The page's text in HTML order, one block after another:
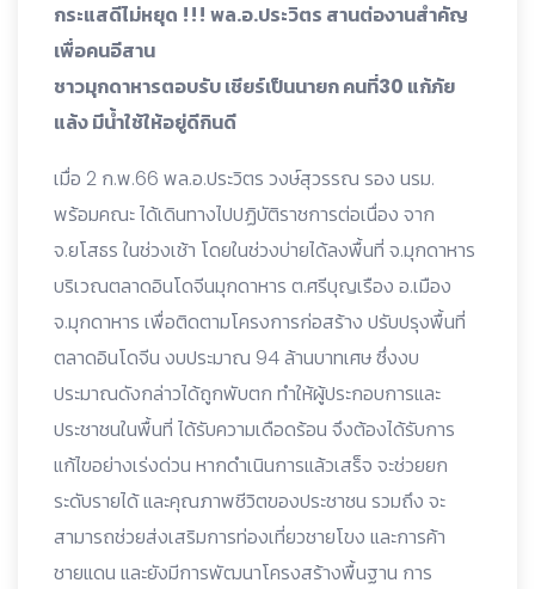
กระแสดีไม่หยุด !!! พล.อ.ประวิตร สานต่องานสำคัญ
เพื่อคนอีสาน
ชาวมุกดาหารตอบรับ เชียร์เป็นนายก คนที่30 แก้ภัย
แล้ง มีน้ำใช้ให้อยู่ดีกินดี
เมื่อ 2 ก.พ.66 พล.อ.ประวิตร วงษ์สุวรรณ รอง นรม.
พร้อมคณะ ได้เดินทางไปปฏิบัติราชการต่อเนื่อง จาก
จ.ยโสธร ในช่วงเช้า โดยในช่วงบ่ายได้ลงพื้นที่ จ.มุกดาหาร
บริเวณตลาดอินโดจีนมุกดาหาร ต.ศรีบุญเรือง อ.เมือง
จ.มุกดาหาร เพื่อติดตามโครงการก่อสร้าง ปรับปรุงพื้นที่
ตลาดอินโดจีน งบประมาณ 94 ล้านบาทเศษ ซึ่งงบ
ประมาณดังกล่าวได้ถูกพับตก ทำให้ผู้ประกอบการและ
ประชาชนในพื้นที่ ได้รับความเดือดร้อน จึงต้องได้รับการ
แก้ไขอย่างเร่งด่วน หากดำเนินการแล้วเสร็จ จะช่วยยก
ระดับรายได้ และคุณภาพชีวิตของประชาชน รวมถึง จะ
สามารถช่วยส่งเสริมการท่องเที่ยวชายโขง และการค้า
ชายแดน และยังมีการพัฒนาโครงสร้างพื้นฐาน การ